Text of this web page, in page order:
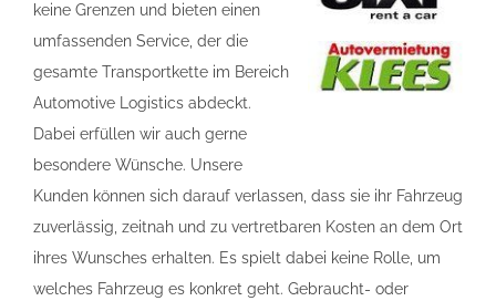
keine Grenzen und bieten einen
umfassenden Service, der die
gesamte Transportkette im Bereich
Automotive Logistics abdeckt.
Dabei erfüllen wir auch gerne
besondere Wünsche. Unsere
Kunden können sich darauf verlassen, dass sie ihr Fahrzeug
zuverlässig, zeitnah und zu vertretbaren Kosten an dem Ort
ihres Wunsches erhalten. Es spielt dabei keine Rolle, um
welches Fahrzeug es konkret geht. Gebraucht- oder